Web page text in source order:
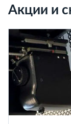
Акции и